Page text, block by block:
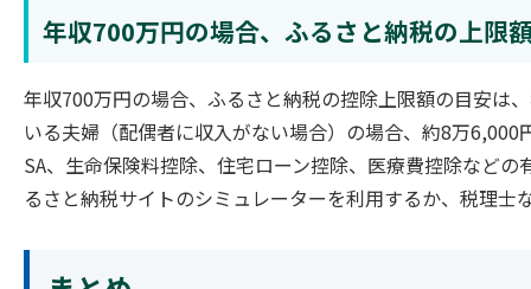
年収700万円の場合、ふるさと納税の上限
年収700万円の場合、ふるさと納税の控除上限額の目安は
いる夫婦（配偶者に収入がない場合）の場合、約8万
SA、生命保険料控除、住宅ローン控除、医療費控除など
るさと納税サイトのシミュレーターを利用するか、税理